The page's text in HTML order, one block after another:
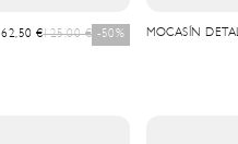
Prix de vente
62,50 €Prix normal
125,00 € -50% MOCASÍN